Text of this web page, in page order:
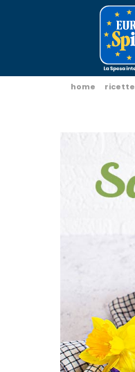
home ricette